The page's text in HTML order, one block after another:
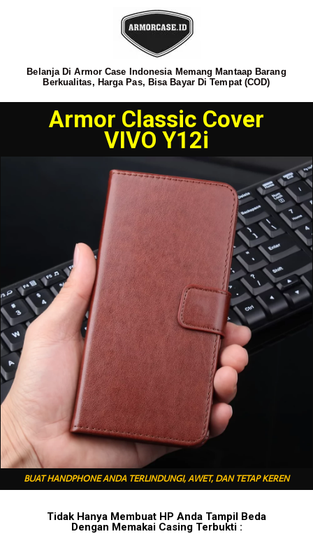
Belanja Di Armor Case Indonesia Memang Mantaap Barang
Berkualitas, Harga Pas, Bisa Bayar Di Tempat (COD)
Armor Classic Cover
VIVO Y12i
BUAT HANDPHONE ANDA TERLINDUNGI, AWET, DAN TETAP KEREN
Tidak Hanya Membuat HP Anda Tampil Beda
Dengan Memakai Casing Terbukti :